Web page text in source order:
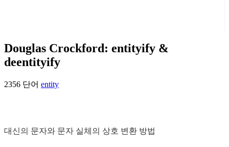
Douglas Crockford: entityify &
deentityify
2356 단어 entity
대신의 문자와 문자 실체의 상호 변환 방법